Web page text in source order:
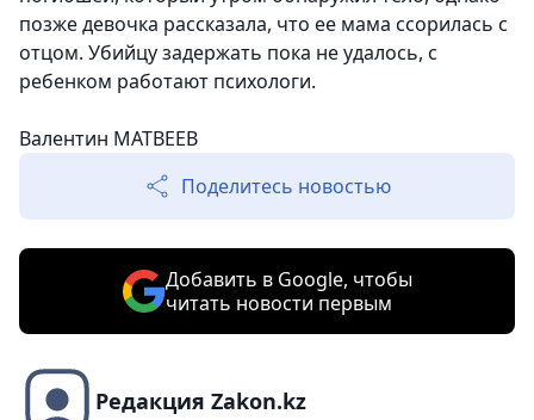
позже девочка рассказала, что ее мама ссорилась с
отцом. Убийцу задержать пока не удалось, с
ребенком работают психологи.
Валентин МАТВЕЕВ
Поделитесь новостью
Добавить в Google, чтобы
читать новости первым
Редакция Zakon.kz